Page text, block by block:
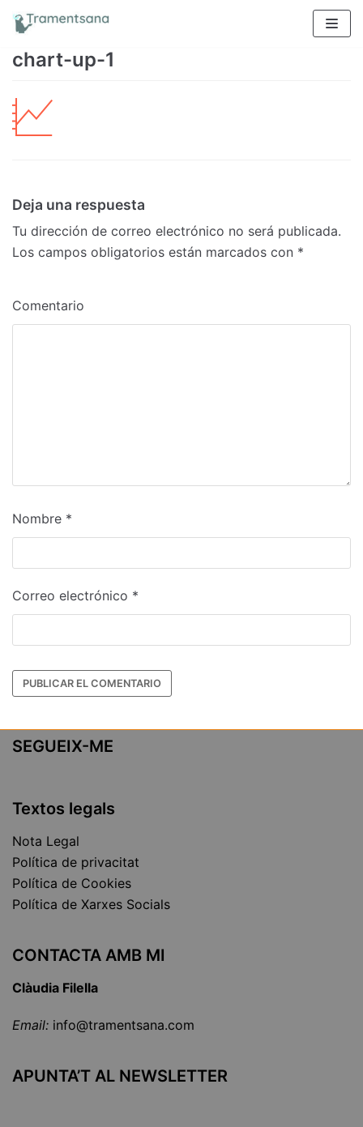
Saltar
contenido
chart-up-1
Deja una respuesta
Tu dirección de correo electrónico no será publicada.
Los campos obligatorios están marcados con *
Comentario
Nombre *
Correo electrónico *
SEGUEIX-ME
Textos legals
Nota Legal
Política de privacitat
Política de Cookies
Política de Xarxes Socials
CONTACTA AMB MI
Clàudia Filella
Email: info@tramentsana.com
APUNTA’T AL NEWSLETTER